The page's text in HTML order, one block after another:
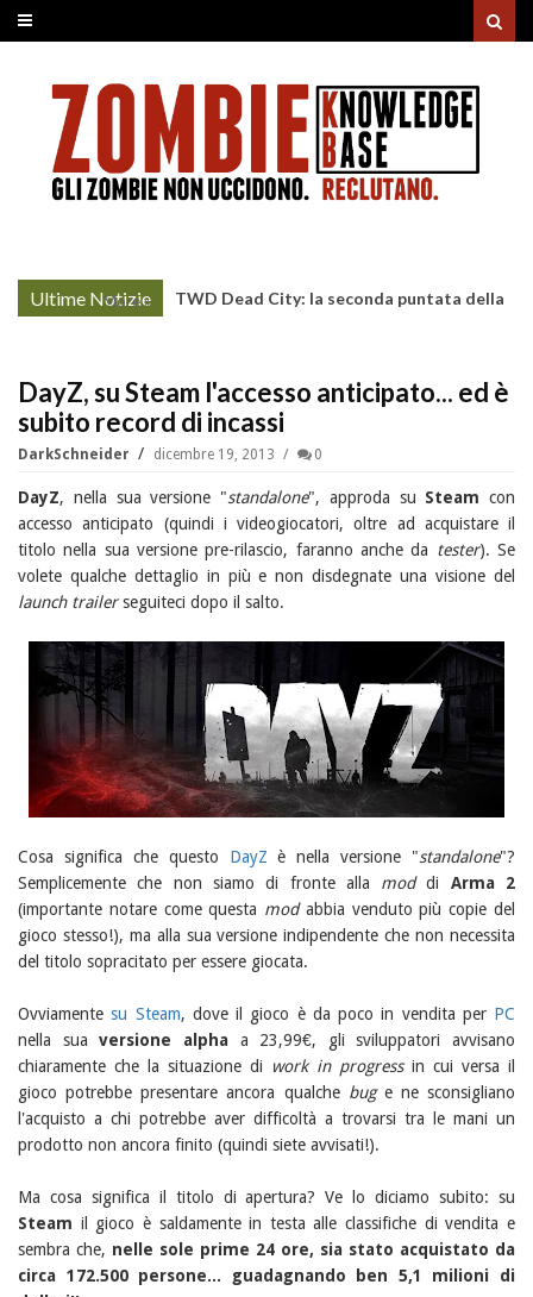
Ultime Notizie
More »
TWD Dead City: la seconda puntata della
DayZ, su Steam l'accesso anticipato... ed è
subito record di incassi
DarkSchneider dicembre 19, 2013 0
DayZ, nella sua versione "standalone", approda su Steam con
accesso anticipato (quindi i videogiocatori, oltre ad acquistare il
titolo nella sua versione pre-rilascio, faranno anche da tester). Se
volete qualche dettaglio in più e non disdegnate una visione del
launch trailerseguiteci dopo il salto.
Cosa significa che questo DayZ è nella versione "standalone"?
Semplicemente che non siamo di fronte alla moddi Arma 2
(importante notare come questa modabbia venduto più copie del
gioco stesso!), ma alla sua versione indipendente che non necessita
del titolo sopracitato per essere giocata.
Ovviamentesu Steam, dove il gioco è da poco in vendita per PC
nella suaversione alphaa 23,99€, gli sviluppatori avvisano
chiaramente che la situazione di
work in progressin cui versa il
gioco potrebbe presentare ancora qualche buge ne sconsigliano
l'acquisto a chi potrebbe aver difficoltà a trovarsi tra le mani un
prodotto non ancora finito (quindi siete avvisati!).
Ma cosa significa il titolo di apertura? Ve lo diciamo subito: su
Steam il gioco è saldamente in testa alle classifiche di vendita e
sembra che, nelle sole prime 24 ore, sia stato acquistato da
circa 172.500 persone... guadagnando ben 5,1 milioni di